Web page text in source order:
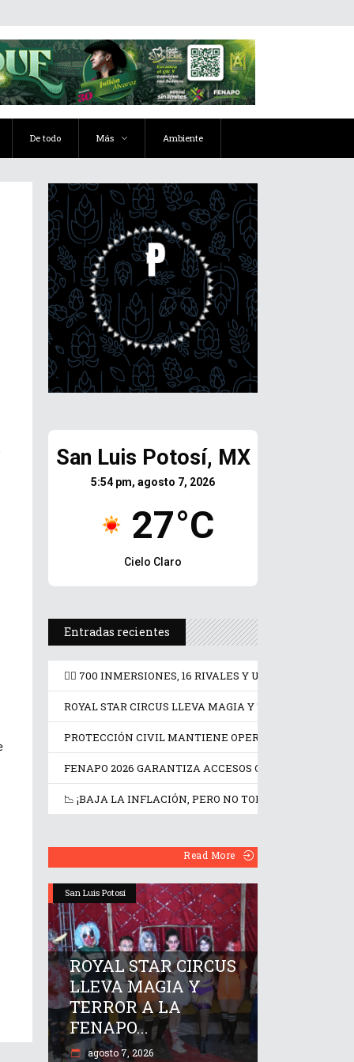
De todo Más Ambiente
San Luis Potosí, MX
5:54 pm, agosto 7, 2026
27°C
Cielo Claro
Entradas recientes
🏊‍♂️ 700 INMERSIONES, 16 RIVALES Y UN RÉCORD
ROYAL STAR CIRCUS LLEVA MAGIA Y TERROR A LA
PROTECCIÓN CIVIL MANTIENE OPERATIVO
FENAPO 2026 GARANTIZA ACCESOS ORDENADOS Y
📉 ¡BAJA LA INFLACIÓN, PERO NO TODO ES MÁS
🏊‍♂️ 700
INMERSIONES, 16
RIVALES Y UN
RÉCORD GUINN...
Read More
San Luis Potosí
ROYAL STAR CIRCUS
LLEVA MAGIA Y
TERROR A LA
FENAPO...
agosto 7, 2026
PROTECCIÓN CIVIL
MANTIENE
OPERATIVO
FENAPO 2026
GARANTIZA